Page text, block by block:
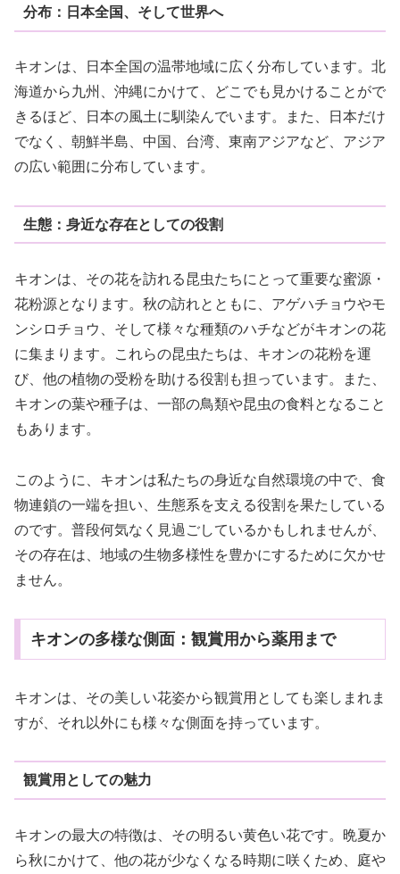
分布：日本全国、そして世界へ
キオンは、日本全国の温帯地域に広く分布しています。北
海道から九州、沖縄にかけて、どこでも見かけることがで
きるほど、日本の風土に馴染んでいます。また、日本だけ
でなく、朝鮮半島、中国、台湾、東南アジアなど、アジア
の広い範囲に分布しています。
生態：身近な存在としての役割
キオンは、その花を訪れる昆虫たちにとって重要な蜜源・
花粉源となります。秋の訪れとともに、アゲハチョウやモ
ンシロチョウ、そして様々な種類のハチなどがキオンの花
に集まります。これらの昆虫たちは、キオンの花粉を運
び、他の植物の受粉を助ける役割も担っています。また、
キオンの葉や種子は、一部の鳥類や昆虫の食料となること
もあります。
このように、キオンは私たちの身近な自然環境の中で、食
物連鎖の一端を担い、生態系を支える役割を果たしている
のです。普段何気なく見過ごしているかもしれませんが、
その存在は、地域の生物多様性を豊かにするために欠かせ
ません。
キオンの多様な側面：観賞用から薬用まで
キオンは、その美しい花姿から観賞用としても楽しまれま
すが、それ以外にも様々な側面を持っています。
観賞用としての魅力
キオンの最大の特徴は、その明るい黄色い花です。晩夏か
ら秋にかけて、他の花が少なくなる時期に咲くため、庭や